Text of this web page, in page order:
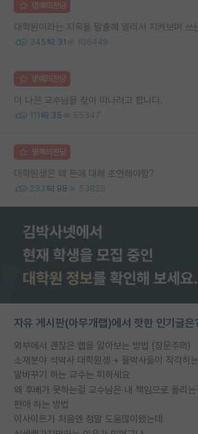
명예의전당
대학원이라는 지옥을 탈출해 멀리서 지켜보며 쓰
345 31 106449
명예의전당
더 나은 교수님을 찾아 떠나려고 합니다.
111 35 55347
명예의전당
대학원생은 왜 돈에 대해 초연해야함?
233 98 53826
자유 게시판(아무개랩)에서 핫한 인기글은
외부에서 괜찮은 랩을 알아보는 방법 (장문주의)
소재분야 석박사 대학원생 + 물박사들이 착각하
말바꾸기 하는 교수는 피하세요
편애 하는 방법
이사이트가 처음엔 정말 도움많이됐는데